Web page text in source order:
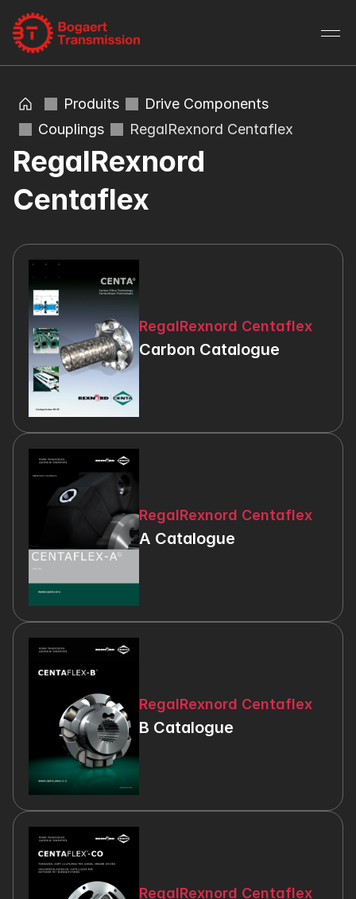
Produits
Drive Components
Couplings
RegalRexnord Centaflex
RegalRexnord
Centaflex
RegalRexnord Centaflex
Carbon Catalogue
RegalRexnord Centaflex
A Catalogue
RegalRexnord Centaflex
B Catalogue
RegalRexnord Centaflex